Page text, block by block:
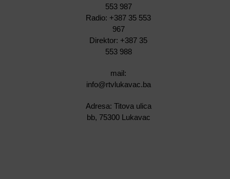
553 987
Radio: +387 35 553
967
Direktor: +387 35
553 988
mail:
info@rtvlukavac.ba
Adresa: Titova ulica
bb, 75300 Lukavac